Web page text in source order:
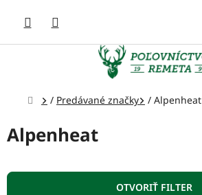
obsah
Domov
/ Predávané značky / Alpenheat
Alpenheat
OTVORIŤ FILTER